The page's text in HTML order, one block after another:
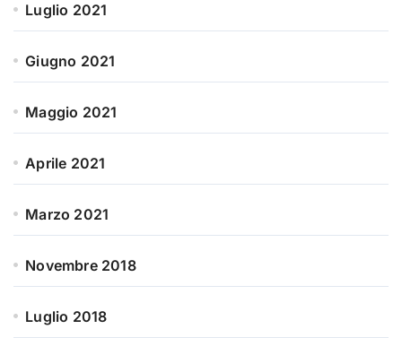
Luglio 2021
Giugno 2021
Maggio 2021
Aprile 2021
Marzo 2021
Novembre 2018
Luglio 2018